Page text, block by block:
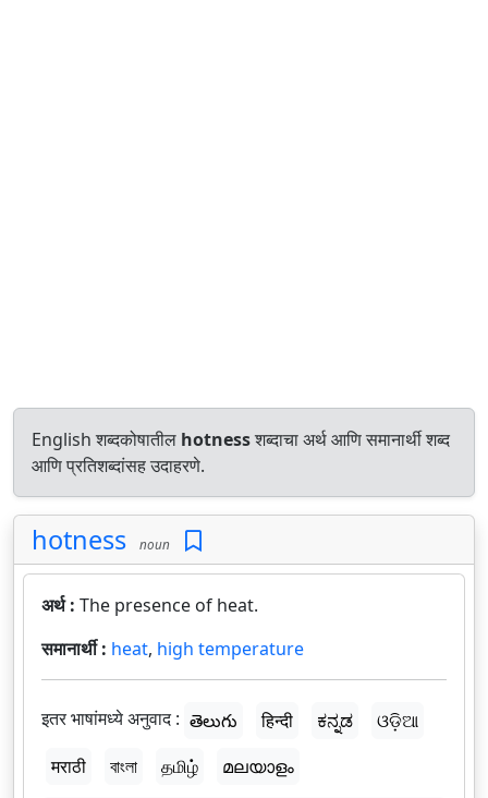
English शब्दकोषातील hotnessशब्दाचा अर्थ आणि समानार्थी शब्द
आणि प्रतिशब्दांसह उदाहरणे.
hotness noun
अर्थ : The presence of heat.
समानार्थी : heat, high temperature
इतर भाषांमध्ये अनुवाद : తెలుగు हिन्दी ಕನ್ನಡ
ଓଡ଼ିଆ
मराठी
বাংলা தமிழ் മലയാളം